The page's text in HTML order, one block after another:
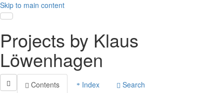
Skip to main content
Toggle navigation
Projects by Klaus
Löwenhagen
Contents Index
Search